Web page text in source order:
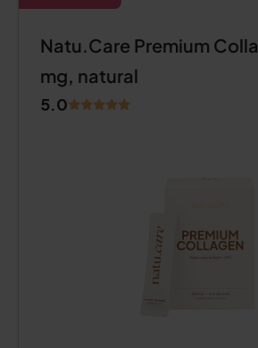
Natu.Care Premium
mg, natural
5.0